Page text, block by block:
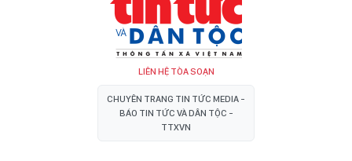
LIÊN HỆ TÒA SOẠN
CHUYÊN TRANG TIN TỨC MEDIA -
BÁO TIN TỨC VÀ DÂN TỘC -
TTXVN